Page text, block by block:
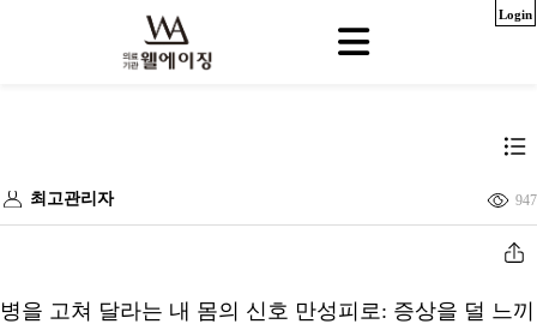
Login
최고관리자 947
병을 고쳐 달라는 내 몸의 신호 만성피로: 증상을 덜 느끼